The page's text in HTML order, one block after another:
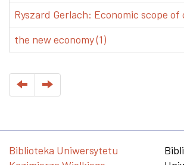
Ryszard Gerlach: Economic scope
the new economy (1)
Biblioteka Uniwersytetu